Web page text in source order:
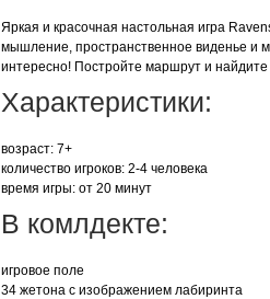
Яркая и красочная настольная игра
мышление, пространственное виденье и
интересно! Постройте маршрут и
Характеристики:
возраст: 7+
количество игроков: 2-4 человека
время игры: от 20 минут
В комлдекте:
игровое поле
34 жетона с изображением лабиринта